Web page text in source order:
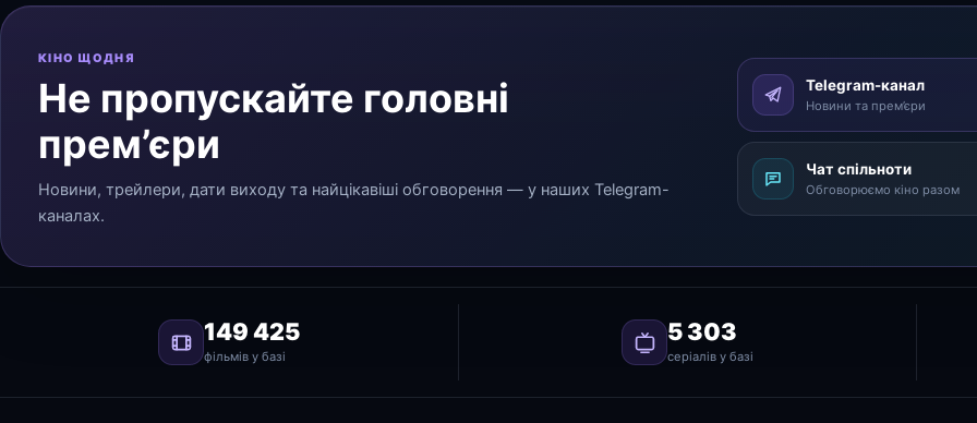
КІНО ЩОДНЯ
Не пропускайте головні
прем’єри
Новини, трейлери, дати виходу та найцікавіші обговорення — у наших Telegram-
каналах.
Telegram-канал
Новини та прем’єри
Чат спільноти
Обговорюємо кіно разом
149 425
фільмів у базі
5 303
серіалів у базі